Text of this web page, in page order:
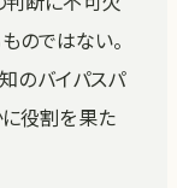
のではない。
のバイパスパ
役割を果た